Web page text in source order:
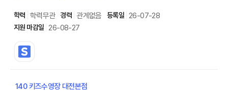
학력무관 관계없음
26-07-28
26-08-27
140 키즈수영장 대전본점